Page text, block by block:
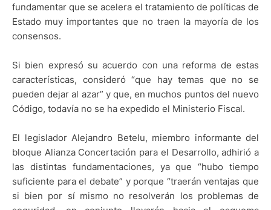
fundamentar que se acelera el tratamiento de políticas de
Estado muy importantes que no traen la mayoría de los
consensos.
Si bien expresó su acuerdo con una reforma de estas
características, consideró “que hay temas que no se
pueden dejar al azar” y que, en muchos puntos del nuevo
Código, todavía no se ha expedido el Ministerio Fiscal.
El legislador Alejandro Betelu, miembro informante del
bloque Alianza Concertación para el Desarrollo, adhirió a
las distintas fundamentaciones, ya que “hubo tiempo
suficiente para el debate” y porque “traerán ventajas que
si bien por sí mismo no resolverán los problemas de